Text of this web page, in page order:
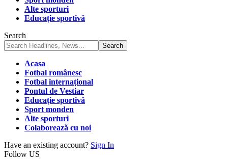
Alte sporturi
Educație sportivă
Search
Acasa
Fotbal românesc
Fotbal internațional
Pontul de Vestiar
Educație sportivă
Sport monden
Alte sporturi
Colaborează cu noi
Have an existing account? Sign In
Follow US